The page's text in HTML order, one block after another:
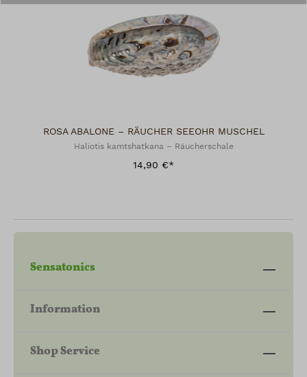
Kleine Kinder und Tiere von brennendem
Räucherwerk fernhalten.
ROSA ABALONE – RÄUCHER SEEOHR MUSCHEL
Haliotis kamtshatkana – Räucherschale
14,90 €*
Sensatonics
Information
Shop Service